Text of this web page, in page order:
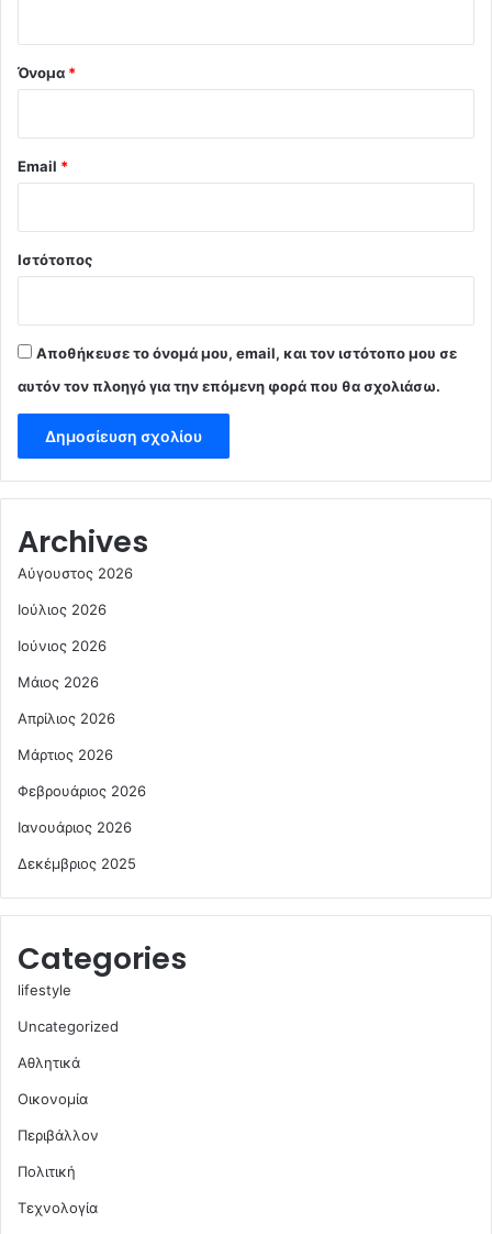
Όνομα *
Email *
Ιστότοπος
Αποθήκευσε το όνομά μου, email, και τον ιστότοπο μου σε
αυτόν τον πλοηγό για την επόμενη φορά που θα σχολιάσω.
Archives
Αύγουστος 2026
Ιούλιος 2026
Ιούνιος 2026
Μάιος 2026
Απρίλιος 2026
Μάρτιος 2026
Φεβρουάριος 2026
Ιανουάριος 2026
Δεκέμβριος 2025
Categories
lifestyle
Uncategorized
Αθλητικά
Οικονομία
Περιβάλλον
Πολιτική
Τεχνολογία